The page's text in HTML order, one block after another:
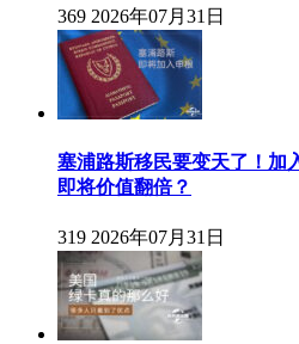
369 2026年07月31日
塞浦路斯移民要变天了！加
即将价值翻倍？
319 2026年07月31日